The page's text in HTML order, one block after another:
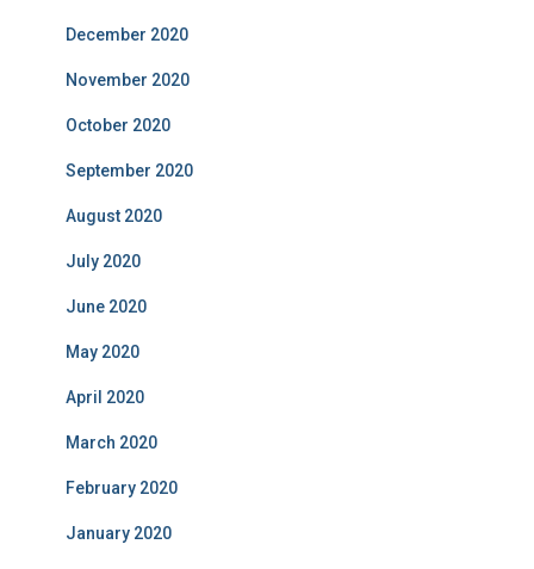
December 2020
November 2020
October 2020
September 2020
August 2020
July 2020
June 2020
May 2020
April 2020
March 2020
February 2020
January 2020